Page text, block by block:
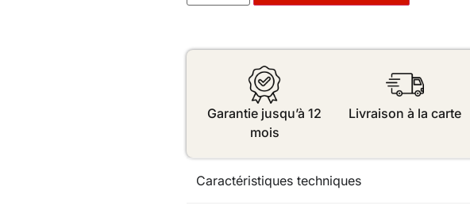
Garantie jusqu’à 12
mois
Livraison à la carte
Caractéristiques techniques